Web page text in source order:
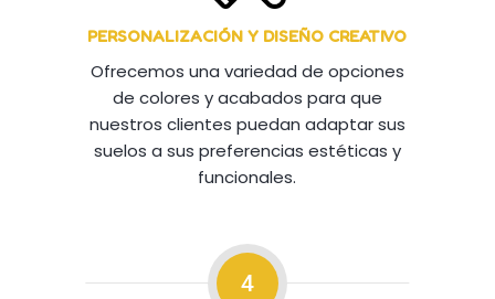
PERSONALIZACIÓN Y DISEÑO CREATIVO
Ofrecemos una variedad de opciones
de colores y acabados para que
nuestros clientes puedan adaptar sus
suelos a sus preferencias estéticas y
funcionales.
4